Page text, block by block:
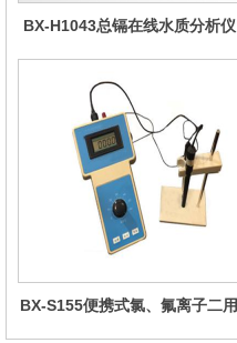
BX-H1043总镉在线水质分析仪
BX-S155便携式氯、氟离子二用